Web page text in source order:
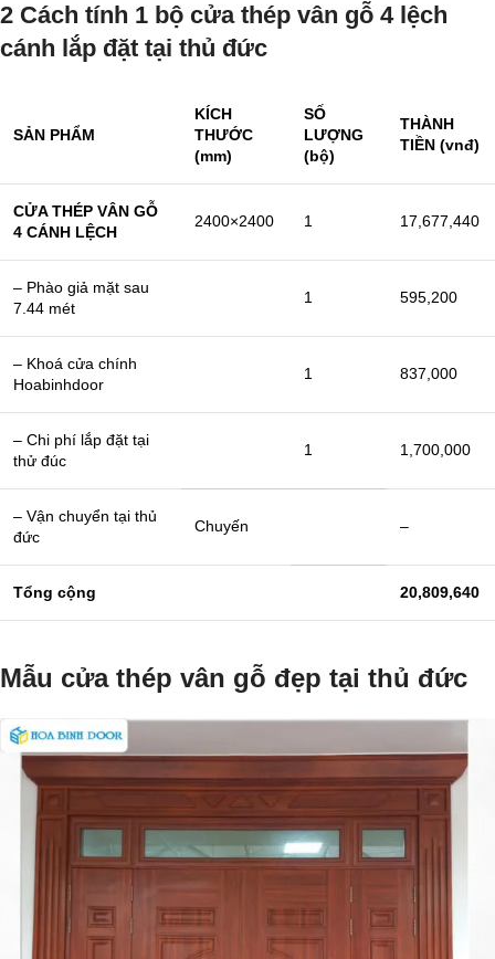
2 Cách tính 1 bộ cửa thép vân gỗ 4 lệch
cánh lắp đặt tại thủ đức
SẢN PHẨM
KÍCH
THƯỚC
(mm)
SỐ
LƯỢNG
(bộ)
THÀNH
TIỀN (vnđ)
CỬA THÉP VÂN GỖ
4 CÁNH LỆCH
2400×2400 1 17,677,440
– Phào giả mặt sau
7.44 mét
1 595,200
– Khoá cửa chính
Hoabinhdoor
1 837,000
– Chi phí lắp đặt tại
thử đúc
1 1,700,000
– Vận chuyển tại thủ
đức
Chuyến –
Tổng cộng 20,809,640
Mẫu cửa thép vân gỗ đẹp tại thủ đức